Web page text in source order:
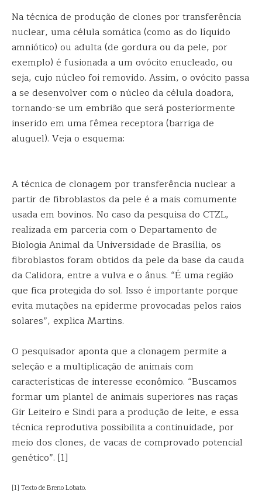
Na técnica de produção de clones por transferência
nuclear, uma célula somática (como as do líquido
amniótico) ou adulta (de gordura ou da pele, por
exemplo) é fusionada a um ovócito enucleado, ou
seja, cujo núcleo foi removido. Assim, o ovócito passa
a se desenvolver com o núcleo da célula doadora,
tornando-se um embrião que será posteriormente
inserido em uma fêmea receptora (barriga de
aluguel). Veja o esquema:
A técnica de clonagem por transferência nuclear a
partir de fibroblastos da pele é a mais comumente
usada em bovinos. No caso da pesquisa do CTZL,
realizada em parceria com o Departamento de
Biologia Animal da Universidade de Brasília, os
fibroblastos foram obtidos da pele da base da cauda
da Calidora, entre a vulva e o ânus. “É uma região
que fica protegida do sol. Isso é importante porque
evita mutações na epiderme provocadas pelos raios
solares”, explica Martins.
O pesquisador aponta que a clonagem permite a
seleção e a multiplicação de animais com
características de interesse econômico. “Buscamos
formar um plantel de animais superiores nas raças
Gir Leiteiro e Sindi para a produção de leite, e essa
técnica reprodutiva possibilita a continuidade, por
meio dos clones, de vacas de comprovado potencial
genético”. [1]
[1] Texto de Breno Lobato.